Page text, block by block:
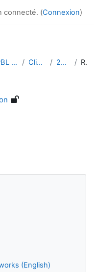
connecté. (Connexion)
Climate PBL : Active Multimedia Conferences Climate PBL 2025 2025-Group 02 Résumé
(English)